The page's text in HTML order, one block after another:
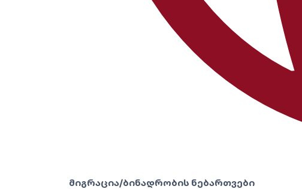
მიგრაცია/ბინადრობის ნებართვები